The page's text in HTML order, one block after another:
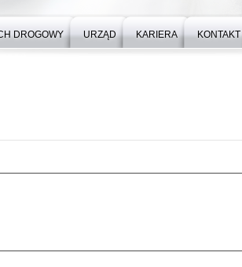
DROGOWY URZĄD KARIERA KONTAKT